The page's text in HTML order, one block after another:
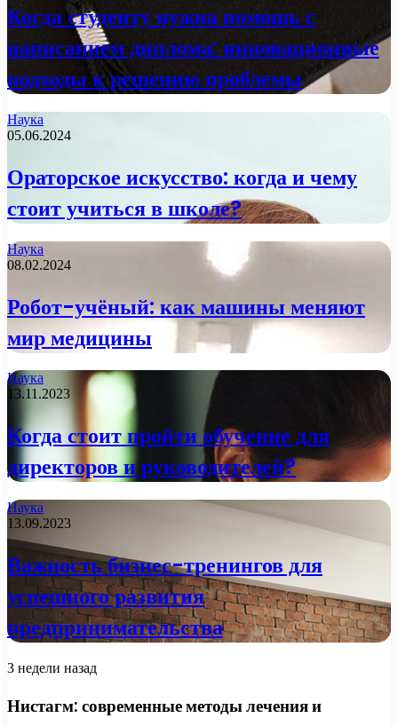
Когда студенту нужна помощь с
написанием диплома: инновационные
подходы к решению проблемы
Наука
05.06.2024
Ораторское искусство: когда и чему
стоит учиться в школе?
Наука
08.02.2024
Робот-учёный: как машины меняют
мир медицины
Наука
13.11.2023
Когда стоит пройти обучение для
директоров и руководителей?
Наука
13.09.2023
Важность бизнес-тренингов для
успешного развития
предпринимательства
3 недели назад
Нистагм: современные методы лечения и